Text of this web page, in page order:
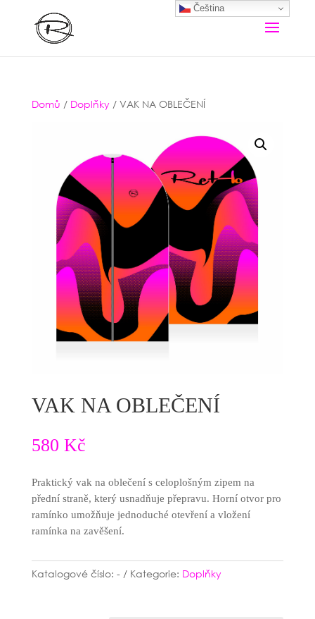
Domů / Doplňky/ VAK NA OBLEČENÍ
VAK NA OBLEČENÍ
580 Kč
Praktický vak na oblečení s celoplošným zipem na
přední straně, který usnadňuje přepravu. Horní otvor pro
ramínko umožňuje jednoduché otevření a vložení
ramínka na zavěšení.
Katalogové číslo: - Kategorie: Doplňky
Čeština‎